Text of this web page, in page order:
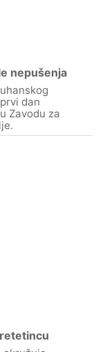
nepušenja
dan
Zavodu za